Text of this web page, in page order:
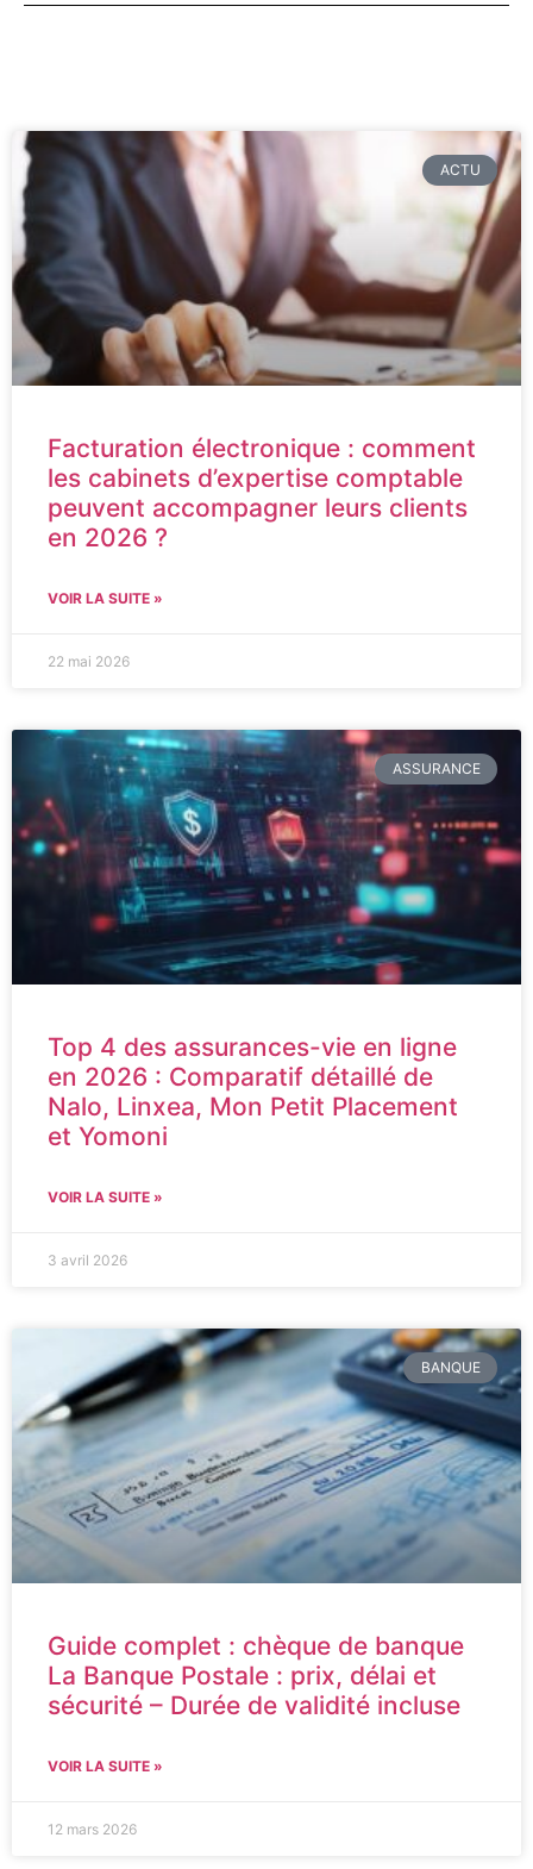
ACTU
Facturation électronique : comment
les cabinets d’expertise comptable
peuvent accompagner leurs clients
en 2026 ?
VOIR LA SUITE »
22 mai 2026
ASSURANCE
Top 4 des assurances-vie en ligne
en 2026 : Comparatif détaillé de
Nalo, Linxea, Mon Petit Placement
et Yomoni
VOIR LA SUITE »
3 avril 2026
BANQUE
Guide complet : chèque de banque
La Banque Postale : prix, délai et
sécurité – Durée de validité incluse
VOIR LA SUITE »
12 mars 2026